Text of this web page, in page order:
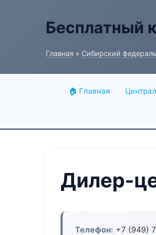
Бесплатный
Главная » Сибирский
🏠 Главная
Дилер-
Телефон: +7 (949)